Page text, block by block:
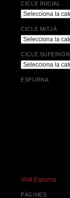
CICLE INICIAL
Cicle
CICLE MITJÀ
Cicle
CICLE SUPERIOR
Cicle
ESPURNA
VisitEspurna
PÀGINES